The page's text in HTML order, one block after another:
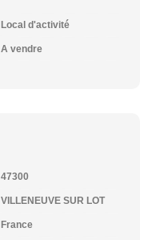
Local d'activité
A vendre
47300
VILLENEUVE SUR LOT
France